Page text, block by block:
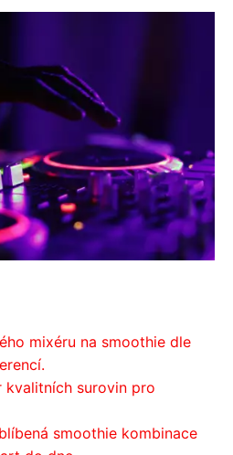
mixéru na smoothie dle
kvalitních surovin pro
smoothie kombinace